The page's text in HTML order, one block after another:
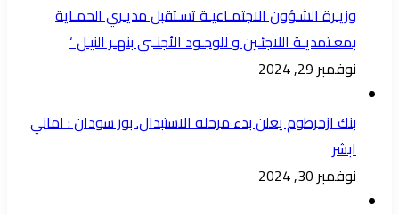
وزيـرة الشـؤون الاجتمـاعيـة تسـتقبل مديـري الحمـاية
بمعـتمديـة اللاجئـين و للوجـود الأجنـبي بنهـر النيـل ‘
نوفمبر 29, 2024
بنك ازخرطوم يعلن بدء مرحله الاستبدال. بور سودان : اماني
ابشر
نوفمبر 30, 2024